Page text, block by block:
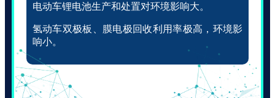
电动车锂电池生产和处置对环境影响大。
氢动车双极板、膜电极回收利用率极高，环境影
响小。